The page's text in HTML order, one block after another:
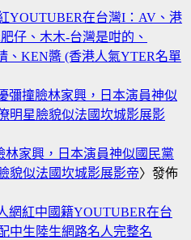
YOUTUBER在台灣I：AV、港
仔、木木-台灣是咁的、
、KEN醬 (香港人氣YTER名單
彌撞臉林家興，日本演員神似
明星臉貌似法國坎城影展影
林家興，日本演員神似國民黨
貌似法國坎城影展影帝〉發佈
網紅中國籍YOUTUBER在台
中生陸生網路名人完整名